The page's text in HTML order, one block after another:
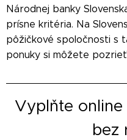
Národnej banky
prísne kritéria. Na
pôžičkové spoločnosti s
ponuky si môžete
Vyplňte
bez